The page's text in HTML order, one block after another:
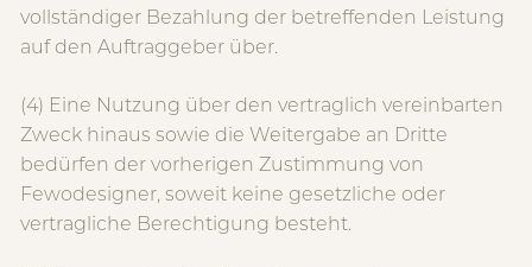
vollständiger Bezahlung der betreffenden Leistung
auf den Auftraggeber über.
(4) Eine Nutzung über den vertraglich vereinbarten
Zweck hinaus sowie die Weitergabe an Dritte
bedürfen der vorherigen Zustimmung von
Fewodesigner, soweit keine gesetzliche oder
vertragliche Berechtigung besteht.